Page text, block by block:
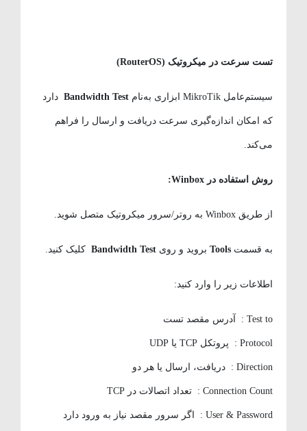
تست سرعت در میکروتیک(RouterOS)
سیستم‌عامل MikroTik ابزاری به‌نام Bandwidth Test دارد
که امکان اندازه‌گیری سرعت دریافت و ارسال را فراهم
می‌کند.
روش استفاده در Winbox:
از طریق Winbox به روتر/سرور میکروتیک متصل شوید.
به قسمتToolsبروید و رویBandwidth Test کلیک کنید.
اطلاعات زیر را وارد کنید:
Test to : آدرس مقصد تست
Protocol : پروتکل TCP یا UDP
Direction : دریافت، ارسال یا هر دو
Connection Count : تعداد اتصالات در TCP
User & Password : اگر سرور مقصد نیاز به ورود دارد